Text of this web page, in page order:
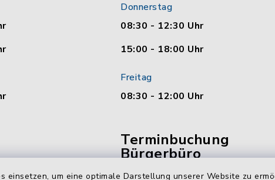
um eine optimale Darstellung unserer Website zu
Donnerstag
08:30 - 12:30 Uhr
15:00 - 18:00 Uhr
Freitag
08:30 - 12:00 Uhr
Terminbuchung
Bürgerbüro